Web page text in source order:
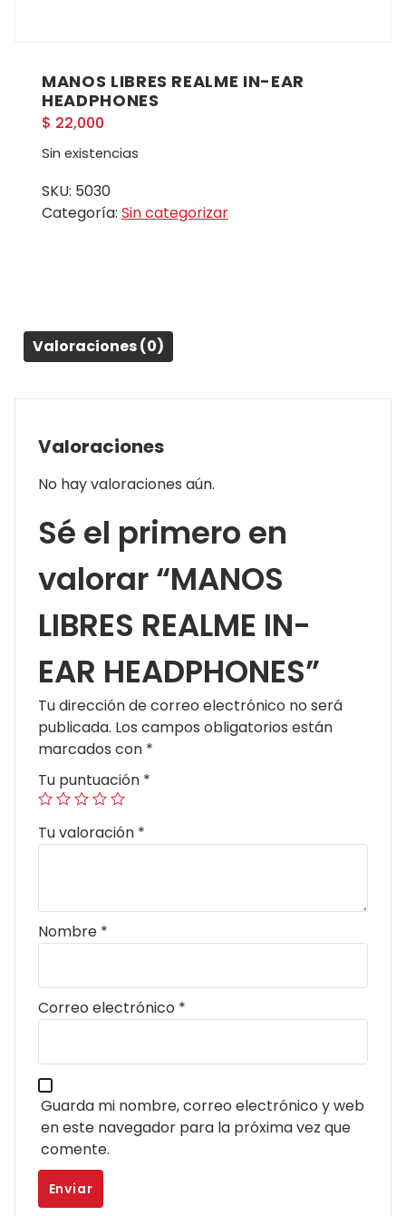
MANOS LIBRES REALME IN-EAR
HEADPHONES
$ 22,000
Sin existencias
SKU: 5030
Categoría: Sin categorizar
Valoraciones (0)
Valoraciones
No hay valoraciones aún.
Sé el primero en
valorar “MANOS
LIBRES REALME IN-
EAR HEADPHONES”
Tu dirección de correo electrónico no será
publicada. Los campos obligatorios están
marcados con *
Tu puntuación *
Tu valoración *
Nombre *
Correo electrónico *
Guarda mi nombre, correo electrónico y web
en este navegador para la próxima vez que
comente.